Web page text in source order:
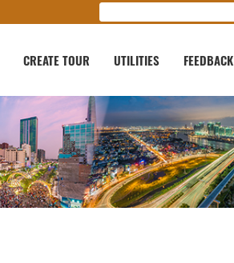
CREATE TOUR UTILITIES FEEDBACK